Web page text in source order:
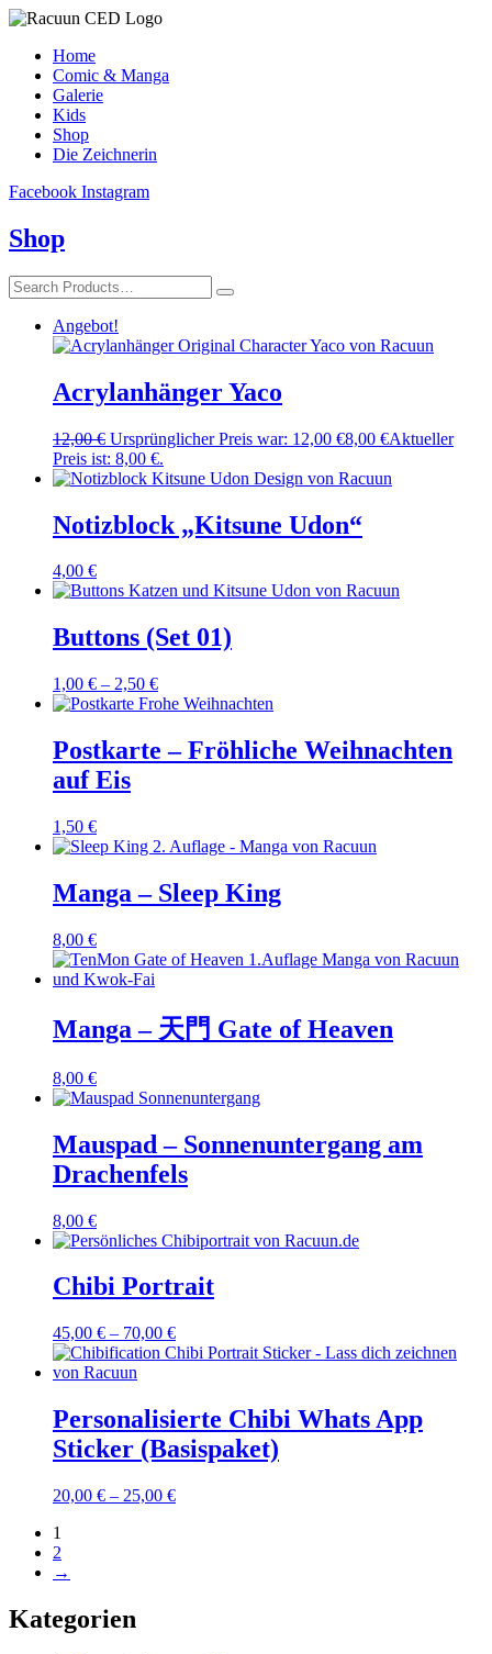
Home
Comic & Manga
Galerie
Kids
Shop
Die Zeichnerin
Facebook Instagram
Shop
Angebot!
Acrylanhänger Yaco
12,00€ Ursprünglicher Preis war: 12,00 €8,00 €Aktueller
Preis ist: 8,00 €.
Notizblock „Kitsune Udon“
4,00 €
Buttons (Set 01)
1,00 € – 2,50 €
Postkarte – Fröhliche Weihnachten
auf Eis
1,50 €
Manga – Sleep King
8,00 €
Manga – 天門 Gate of Heaven
8,00 €
Mauspad – Sonnenuntergang am
Drachenfels
8,00 €
Chibi Portrait
45,00 € – 70,00 €
Personalisierte Chibi Whats App
Sticker (Basispaket)
20,00 € – 25,00 €
1
2
→
Kategorien